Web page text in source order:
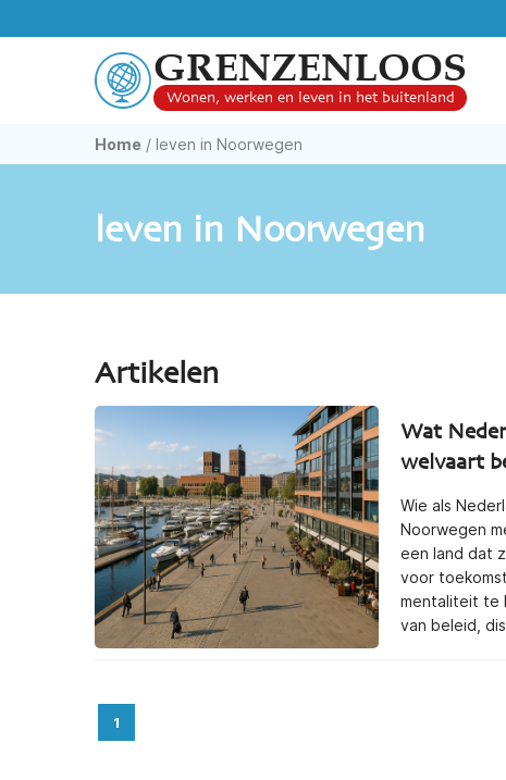
GRENZENLOOS
Wonen, werken en leven in het buitenland
Home / leven in Noorwegen
leven in Noorwegen
Artikelen
Wat
welvaart
Wie als
Noorwegen
een land dat
voor
mentaliteit te
van beleid,
1